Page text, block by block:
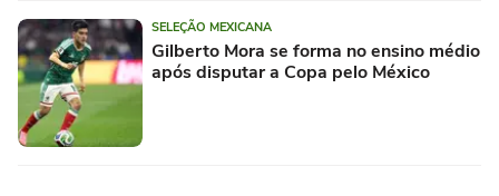
SELEÇÃO MEXICANA
Gilberto Mora se forma no ensino médio
após disputar a Copa pelo México